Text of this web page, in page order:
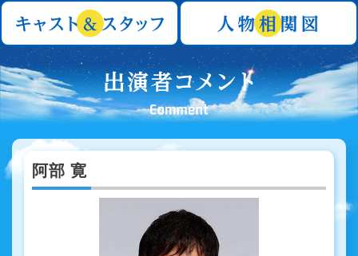
キャスト＆スタッフ
阿部 寛